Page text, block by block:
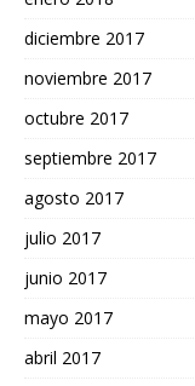
diciembre 2017
noviembre 2017
octubre 2017
septiembre 2017
agosto 2017
julio 2017
junio 2017
mayo 2017
abril 2017